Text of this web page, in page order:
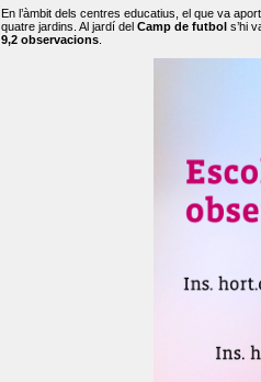
En l’àmbit dels centres educatius, el que va
quatre jardins. Al jardí del Camp de futbol s’hi
9,2 observacions